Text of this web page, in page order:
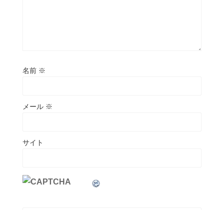
名前 ※
メール ※
サイト